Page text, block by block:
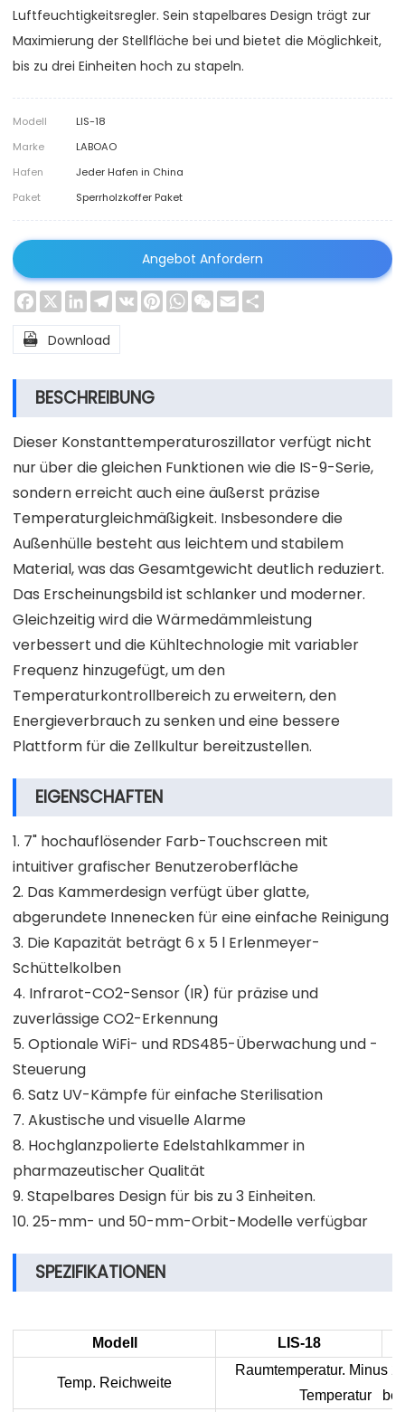
Luftfeuchtigkeitsregler. Sein stapelbares Design trägt zur
Maximierung der Stellfläche bei und bietet die Möglichkeit,
bis zu drei Einheiten hoch zu stapeln.
Modell
LIS-18
Marke
LABOAO
Hafen
Jeder Hafen in China
Paket
Sperrholzkoffer Paket
Angebot Anfordern
Facebook
X LinkedInTelegram
VK PinterestWhatsApp
WeChat
Email
 Download
BESCHREIBUNG
Dieser Konstanttemperaturoszillator verfügt nicht
nur über die gleichen Funktionen wie die IS-9-Serie,
sondern erreicht auch eine äußerst präzise
Temperaturgleichmäßigkeit. Insbesondere die
Außenhülle besteht aus leichtem und stabilem
Material, was das Gesamtgewicht deutlich reduziert.
Das Erscheinungsbild ist schlanker und moderner.
Gleichzeitig wird die Wärmedämmleistung
verbessert und die Kühltechnologie mit variabler
Frequenz hinzugefügt, um den
Temperaturkontrollbereich zu erweitern, den
Energieverbrauch zu senken und eine bessere
Plattform für die Zellkultur bereitzustellen.
EIGENSCHAFTEN
1. 7" hochauflösender Farb-Touchscreen mit
intuitiver grafischer Benutzeroberfläche
2. Das Kammerdesign verfügt über glatte,
abgerundete Innenecken für eine einfache Reinigung
3. Die Kapazität beträgt 6 x 5 l Erlenmeyer-
Schüttelkolben
4. Infrarot-CO2-Sensor (IR) für präzise und
zuverlässige CO2-Erkennung
5. Optionale WiFi- und RDS485-Überwachung und -
Steuerung
6. Satz UV-Kämpfe für einfache Sterilisation
7. Akustische und visuelle Alarme
8. Hochglanzpolierte Edelstahlkammer in
pharmazeutischer Qualität
9. Stapelbares Design für bis zu 3 Einheiten.
10. 25-mm- und 50-mm-Orbit-Modelle verfügbar
SPEZIFIKATIONEN
Modell LIS-18
Temp. Reichweite
Raumtemperatur. Minus
Temperatur